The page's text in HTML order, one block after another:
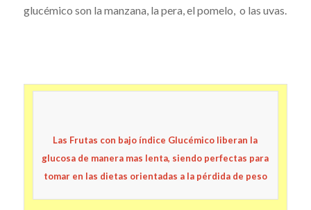
glucémico son la manzana, la pera, el pomelo, o las uvas.
Las Frutas con bajo índice Glucémico liberan la
glucosa de manera mas lenta, siendo perfectas para
tomar en las dietas orientadas a la pérdida de peso